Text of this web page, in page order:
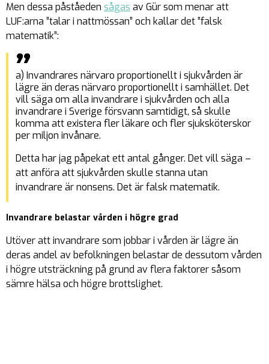
Men dessa påståeden sågas av Gür som menar att
LUF:arna ”talar i nattmössan” och kallar det ”falsk
matematik”:
a) Invandrares närvaro proportionellt i sjukvården är
lägre än deras närvaro proportionellt i samhället. Det
vill säga om alla invandrare i sjukvården och alla
invandrare i Sverige försvann samtidigt, så skulle
komma att existera fler läkare och fler sjuksköterskor
per miljon invånare.
Detta har jag påpekat ett antal gånger. Det vill säga –
att anföra att sjukvården skulle stanna utan
invandrare är nonsens. Det är falsk matematik.
Invandrare belastar vården i högre grad
Utöver att invandrare som jobbar i vården är lägre än
deras andel av befolkningen belastar de dessutom vården
i högre utsträckning på grund av flera faktorer såsom
sämre hälsa och högre brottslighet.